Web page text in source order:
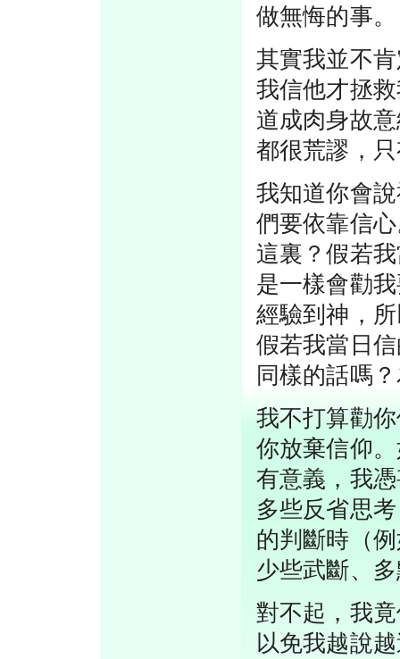
做無悔的事。
其實我並不
我信他才拯
道成肉身故
都很荒謬，
我知道你會
們要依靠信
這裏？假若
是一樣會勸
經驗到神，
假若我當日
同樣的話嗎
我不打算勸
你放棄信仰
有意義，我
多些反省思
的判斷時（
少些武斷、
對不起，我
以免我越說